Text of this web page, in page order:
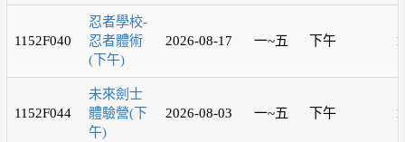
1152F040
忍者學校-
忍者體術
(下午)
2026-08-17 一~五 下午
1152F044
未來劍士
體驗營(下
午)
2026-08-03 一~五 下午